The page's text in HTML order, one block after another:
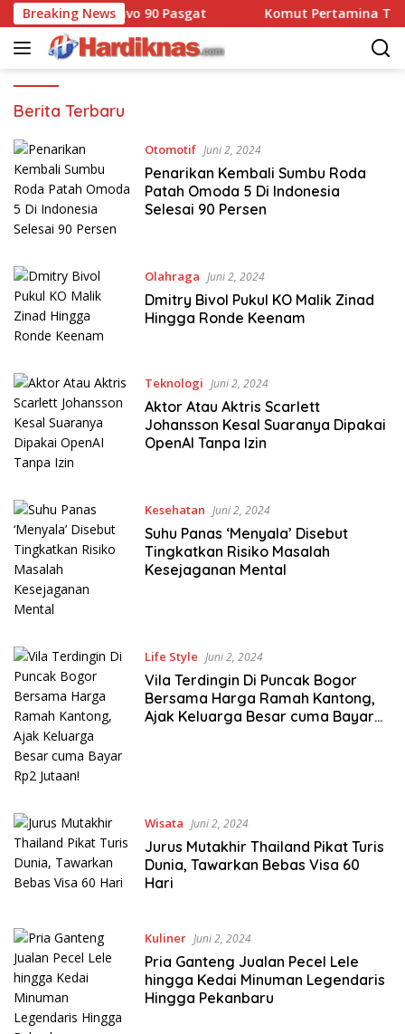
Langsung
ke
konten
Breaking News
Dansatbravo 90 Pasgat Komut Pertamina
Hardiknas
Berita Terbaru
Otomotif Juni 2, 2024
Penarikan Kembali Sumbu Roda
Patah Omoda 5 Di Indonesia
Selesai 90 Persen
Olahraga Juni 2, 2024
Dmitry Bivol Pukul KO Malik Zinad
Hingga Ronde Keenam
Teknologi Juni 2, 2024
Aktor Atau Aktris Scarlett
Johansson Kesal Suaranya Dipakai
OpenAI Tanpa Izin
Kesehatan Juni 2, 2024
Suhu Panas ‘Menyala’ Disebut
Tingkatkan Risiko Masalah
Kesejaganan Mental
Life Style Juni 2, 2024
Vila Terdingin Di Puncak Bogor
Bersama Harga Ramah Kantong,
Ajak Keluarga Besar cuma Bayar
Wisata Juni 2, 2024
Jurus Mutakhir Thailand Pikat Turis
Dunia, Tawarkan Bebas Visa 60
Hari
Kuliner Juni 2, 2024
Pria Ganteng Jualan Pecel Lele
hingga Kedai Minuman Legendaris
Hingga Pekanbaru